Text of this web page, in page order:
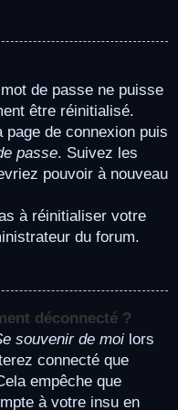
de passe ne puisse
être réinitialisé.
de connexion puis
passe. Suivez les
pouvoir à nouveau
à réinitialiser votre
du forum.
déconnecté ?
souvenir de moi lors
connecté que
empêche que
à votre insu en